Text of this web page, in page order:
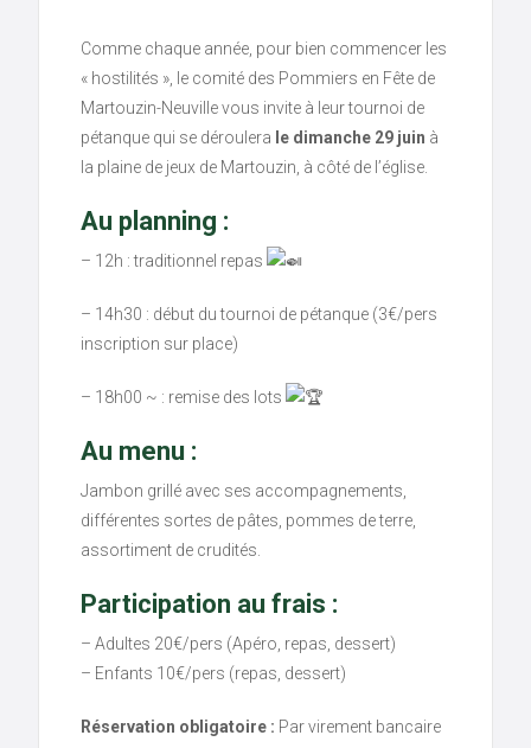
Comme chaque année, pour bien commencer les
« hostilités », le comité des Pommiers en Fête de
Martouzin-Neuville vous invite à leur tournoi de
pétanque qui se déroulera le dimanche 29 juin à
la plaine de jeux de Martouzin, à côté de l’église.
Au planning :
– 12h : traditionnel repas
– 14h30 : début du tournoi de pétanque (3€/pers
inscription sur place)
– 18h00 ~ : remise des lots
Au menu :
Jambon grillé avec ses accompagnements,
différentes sortes de pâtes, pommes de terre,
assortiment de crudités.
Participation au frais :
– Adultes 20€/pers (Apéro, repas, dessert)
– Enfants 10€/pers (repas, dessert)
Réservation obligatoire : Par virement bancaire